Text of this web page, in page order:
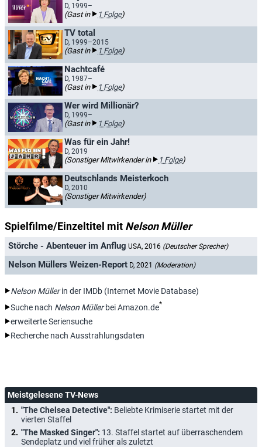
D, 1999–
(Gast in 1 Folge)
TV total
D, 1999–2015
(Gast in 1 Folge)
Nachtcafé
D, 1987–
(Gast in 1 Folge)
Wer wird Millionär?
D, 1999–
(Gast in 1 Folge)
Was für ein Jahr!
D, 2019
(Sonstiger Mitwirkender in 1 Folge)
Deutschlands Meisterkoch
D, 2010
(Sonstiger Mitwirkender)
Spielfilme/Einzeltitel mit Nelson Müller
Störche - Abenteuer im Anflug USA, 2016 (Deutscher Sprecher)
Nelson Müllers Weizen-Report D, 2021 (Moderation)
Nelson Müllerin der IMDb (Internet Movie Database)
Suche nach Nelson Müllerbei Amazon.de*
erweiterte Seriensuche
Recherche nach Ausstrahlungsdaten
Meistgelesene TV-News
"The Chelsea Detective": Beliebte Krimiserie startet mit der
vierten Staffel
"The Masked Singer": 13. Staffel startet auf überraschendem
Sendeplatz und viel früher als zuletzt